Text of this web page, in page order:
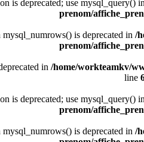
is deprecated; use mysql_query()
prenom/
mysql_numrows() is deprecated in /
prenom/
in /home/workteamkv/
line
is deprecated; use mysql_query()
prenom/
mysql_numrows() is deprecated in /